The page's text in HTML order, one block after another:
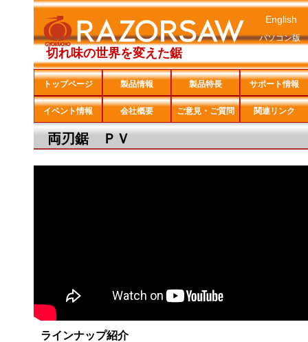
切れ味の世界を変えた鋸
トップページ 製品情報 製品特長 サポート情報
イベント情報 会社概要 ご意見・ご質問 関連リンク
English
パソコン版
両刃鋸 ＰＶ
ラインナップ紹介